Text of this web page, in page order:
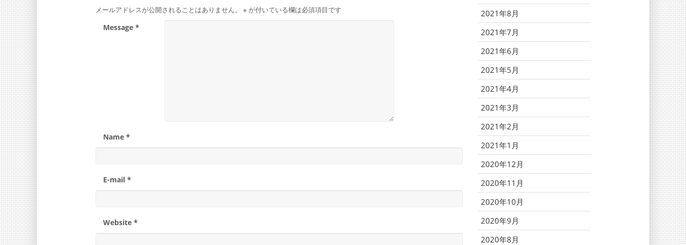
メールアドレスが公開されることはありません。 ※ が付いている欄は必須項目です
Message *
Name *
E-mail *
Website *
2021年8月
2021年7月
2021年6月
2021年5月
2021年4月
2021年3月
2021年2月
2021年1月
2020年12月
2020年11月
2020年10月
2020年9月
2020年8月